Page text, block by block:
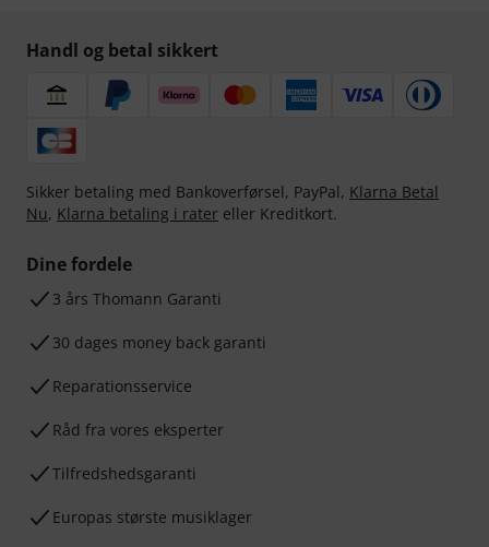
Handl og betal sikkert
Sikker betaling med Bankoverførsel, PayPal, Klarna Betal
Nu, Klarna betaling i rater eller Kreditkort.
Dine fordele
3 års Thomann Garanti
30 dages money back garanti
Reparationsservice
Råd fra vores eksperter
Tilfredshedsgaranti
Europas største musiklager